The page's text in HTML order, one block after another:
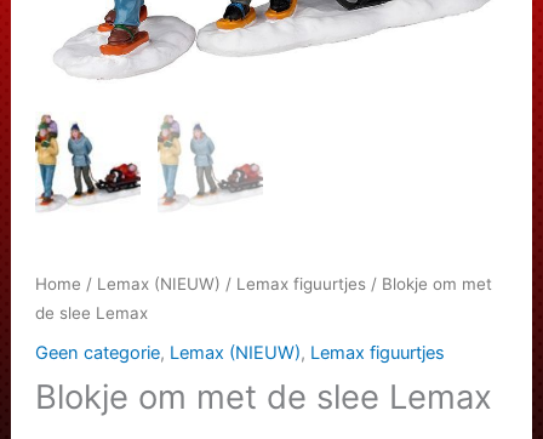
Home / Lemax (NIEUW) / Lemax figuurtjes/ Blokje om met
de slee Lemax
Geen categorie, Lemax (NIEUW), Lemax figuurtjes
Blokje om met de slee Lemax